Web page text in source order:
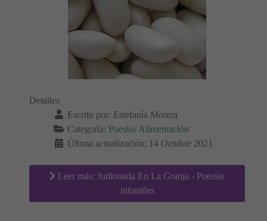
Detalles
Escrito por: Estefanía Morera
Categoría: Poesías Alimentación
Última actualización: 14 Octubre 2021
Leer más: Judionada En La Granja - Poesías
infantiles